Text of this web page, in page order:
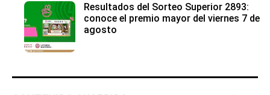
Resultados del Sorteo Superior 2893:
conoce el premio mayor del viernes 7 de
agosto